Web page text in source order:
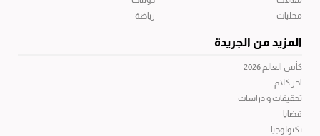
محليات
رياضة
المزيد من الجريدة
كأس العالم 2026
آخر كلام
تحقيقات و دراسات
قضايا
تكنولوجيا